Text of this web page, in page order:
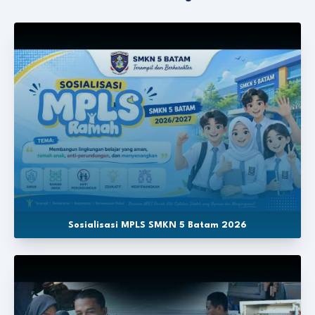
Sosialisasi MPLS SMKN 5 Batam 2026